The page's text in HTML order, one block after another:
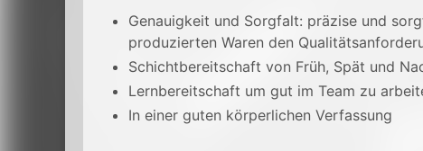
Genauigkeit und Sorgfalt: präzise und
produzierten Waren den
Schichtbereitschaft von Früh, Spät und
Lernbereitschaft um gut im Team zu
In einer guten körperlichen Verfassung